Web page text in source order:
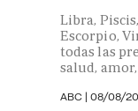
Libra,
Escorpio,
todas las
salud,
ABC | 08/08/